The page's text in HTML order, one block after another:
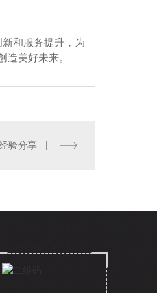
和服务提升，为
美好未来。
验分享